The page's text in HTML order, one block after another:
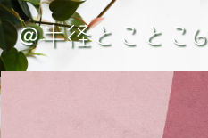
＠半径とことこ